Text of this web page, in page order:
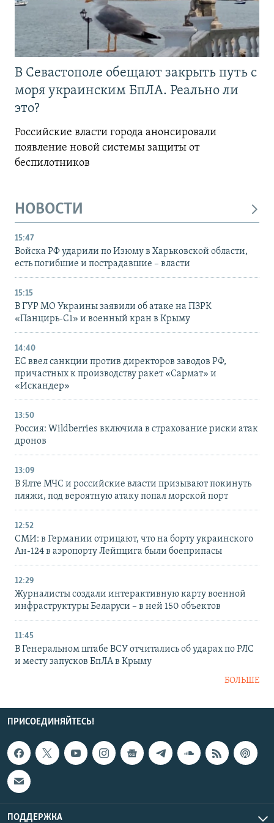
В Севастополе обещают закрыть путь с
моря украинским БпЛА. Реально ли
это?
Российские власти города анонсировали
появление новой системы защиты от
беспилотников
НОВОСТИ
15:47
Войска РФ ударили по Изюму в Харьковской области,
есть погибшие и пострадавшие – власти
15:15
В ГУР МО Украины заявили об атаке на ПЗРК
«Панцирь-С1» и военный кран в Крыму
14:40
ЕС ввел санкции против директоров заводов РФ,
причастных к производству ракет «Сармат» и
«Искандер»
13:50
Россия: Wildberries включила в страхование риски атак
дронов
13:09
В Ялте МЧС и российские власти призывают покинуть
пляжи, под вероятную атаку попал морской порт
12:52
СМИ: в Германии отрицают, что на борту украинского
Ан-124 в аэропорту Лейпцига были боеприпасы
12:29
Журналисты создали интерактивную карту военной
инфраструктуры Беларуси – в ней 150 объектов
11:45
В Генеральном штабе ВСУ отчитались об ударах по РЛС
и месту запусков БпЛА в Крыму
БОЛЬШЕ
ПРИСОЕДИНЯЙТЕСЬ!
ПОДДЕРЖКА